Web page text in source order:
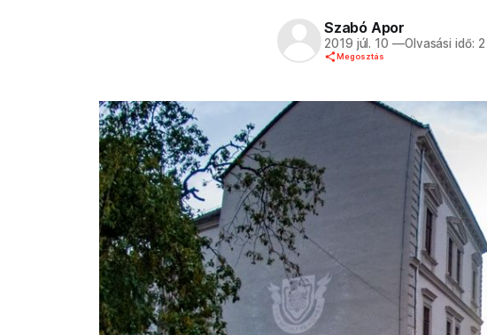
Szabó Apor
2019 júl. 10 —Olvasási idő:
Megosztás